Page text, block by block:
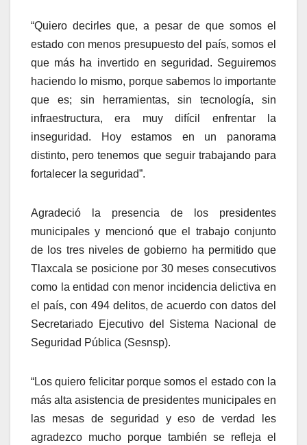
“Quiero decirles que, a pesar de que somos el
estado con menos presupuesto del país, somos el
que más ha invertido en seguridad. Seguiremos
haciendo lo mismo, porque sabemos lo importante
que es; sin herramientas, sin tecnología, sin
infraestructura, era muy difícil enfrentar la
inseguridad. Hoy estamos en un panorama
distinto, pero tenemos que seguir trabajando para
fortalecer la seguridad”.
Agradeció la presencia de los presidentes
municipales y mencionó que el trabajo conjunto
de los tres niveles de gobierno ha permitido que
Tlaxcala se posicione por 30 meses consecutivos
como la entidad con menor incidencia delictiva en
el país, con 494 delitos, de acuerdo con datos del
Secretariado Ejecutivo del Sistema Nacional de
Seguridad Pública (Sesnsp).
“Los quiero felicitar porque somos el estado con la
más alta asistencia de presidentes municipales en
las mesas de seguridad y eso de verdad les
agradezco mucho porque también se refleja el